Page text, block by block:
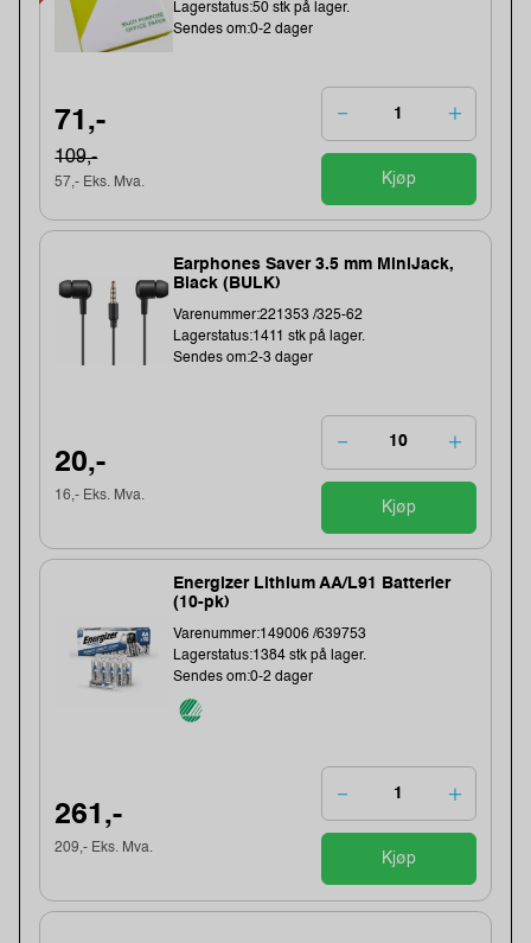
Lagerstatus:50 stk på lager.
Sendes om:0-2 dager
71,-
109,-
57,- Eks. Mva. Kjøp
Earphones Saver 3.5 mm MiniJack,
Black (BULK)
Varenummer:221353 /325-62
Lagerstatus:1411 stk på lager.
Sendes om:2-3 dager
20,-
16,- Eks. Mva.
Kjøp
Energizer Lithium AA/L91 Batterier
(10-pk)
Varenummer:149006 /639753
Lagerstatus:1384 stk på lager.
Sendes om:0-2 dager
261,-
209,- Eks. Mva.
Kjøp